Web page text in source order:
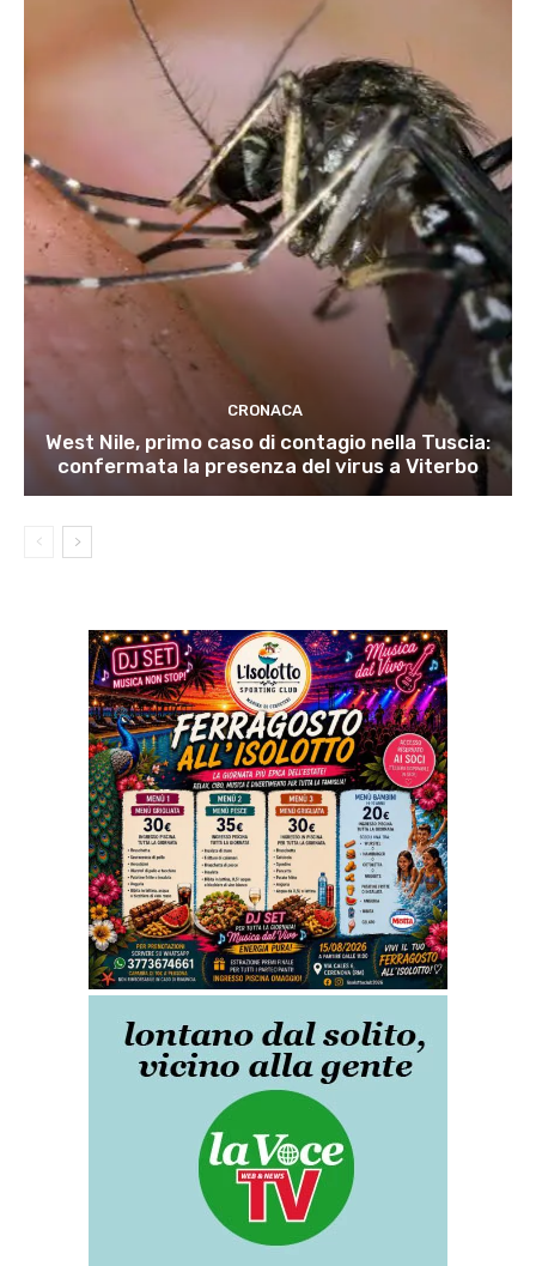
CRONACA
West Nile, primo caso di contagio nella Tuscia:
confermata la presenza del virus a Viterbo